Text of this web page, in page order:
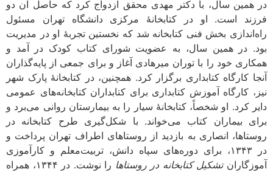
در همین سال، با دکتر مهدی محقق ازدواج کرد که حاصل آن دو
فرزند است. او در کتابخانۀ مرکزی دانشگاه تهران مسئول
راه‌اندازی بخش فنی کتابخانه شد که نخستین تجربۀ او در مدیریت
بود. در همین سال، به عضویت شورای کتاب کودک در آمد و
همکاری خود را با توران میرهادی آغاز و برای جمعی از پایه‌گذاران
آنجا کارگاه کتابداری برگزار کرد. همچنین، در کتابخانۀ پارک شهر
نیز، کارگاه آموزش کتابداری برای کتابداران کتابخانه‌های عمومی
دایر کرد. او شخصاً، کتابخانۀ سیار را به بیمارستان روانی می‌برد و
برای بیماران کتاب می‌خواند. با شکل‌گیری طرح کتابخانه در
روستاها، انصاری به بازدید از روستاهای اطراف تهران پرداخت و
در ۱۳۴۳، برای دوره‌های سپاه دانش، تربیت‌معلم و کارآموزی
آموزگارانتشکیل کتابخانه در روستاها
را نوشت. در ۱۳۴۴، همراه